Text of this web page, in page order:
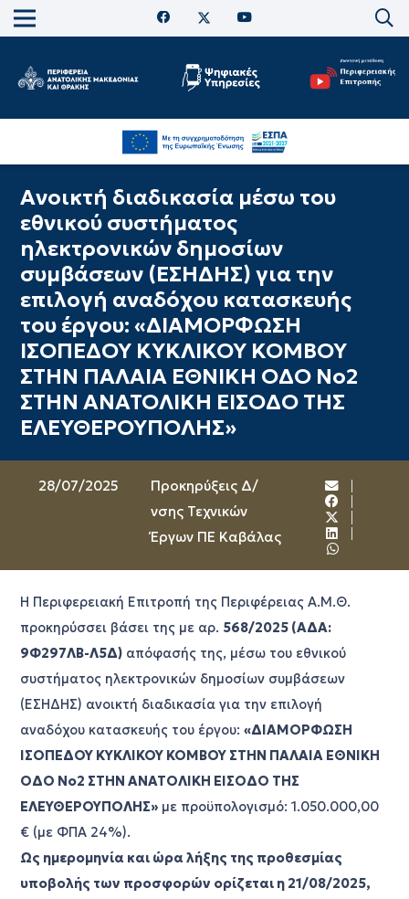
Ανοικτή διαδικασία μέσω του
εθνικού συστήματος
ηλεκτρονικών δημοσίων
συμβάσεων (ΕΣΗΔΗΣ) για την
επιλογή αναδόχου κατασκευής
του έργου: «ΔΙΑΜΟΡΦΩΣΗ
ΙΣΟΠΕΔΟΥ ΚΥΚΛΙΚΟΥ ΚΟΜΒΟΥ
ΣΤΗΝ ΠΑΛΑΙΑ ΕΘΝΙΚΗ ΟΔΟ Νο2
ΣΤΗΝ ΑΝΑΤΟΛΙΚΗ ΕΙΣΟΔΟ ΤΗΣ
ΕΛΕΥΘΕΡΟΥΠΟΛΗΣ»
28/07/2025
Προκηρύξεις Δ/
νσης Τεχνικών
Έργων ΠΕ Καβάλας
Η Περιφερειακή Επιτροπή της Περιφέρειας Α.Μ.Θ.
προκηρύσσει βάσει της με αρ. 568/2025 (ΑΔΑ:
9Φ297ΛΒ-Λ5Δ)απόφασής της, μέσω του εθνικού
συστήματος ηλεκτρονικών δημοσίων συμβάσεων
(ΕΣΗΔΗΣ) ανοικτή διαδικασία για την επιλογή
αναδόχου κατασκευής του έργου: «ΔΙΑΜΟΡΦΩΣΗ
ΙΣΟΠΕΔΟΥ ΚΥΚΛΙΚΟΥ ΚΟΜΒΟΥ ΣΤΗΝ ΠΑΛΑΙΑ ΕΘΝΙΚΗ
ΟΔΟ Νο2 ΣΤΗΝ ΑΝΑΤΟΛΙΚΗ ΕΙΣΟΔΟ ΤΗΣ
ΕΛΕΥΘΕΡΟΥΠΟΛΗΣ»με προϋπολογισμό: 1.050.000,00
€ (με ΦΠΑ 24%).
Ως ημερομηνία και ώρα λήξης της προθεσμίας
υποβολής των προσφορών ορίζεται η 21/08/2025,